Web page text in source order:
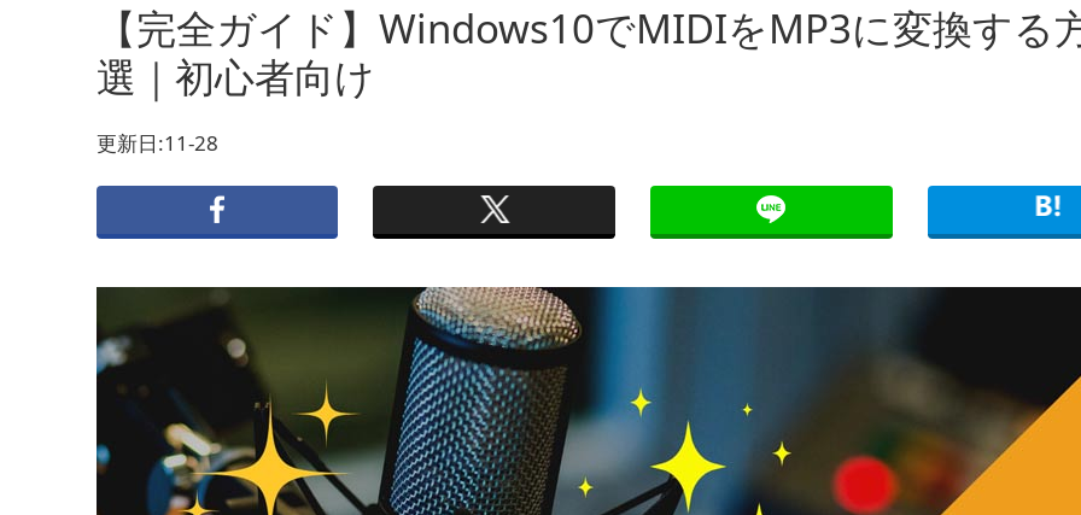
【完全ガイド】Windows10でMIDIをMP3に変換する
選｜初心者向け
更新日:11-28